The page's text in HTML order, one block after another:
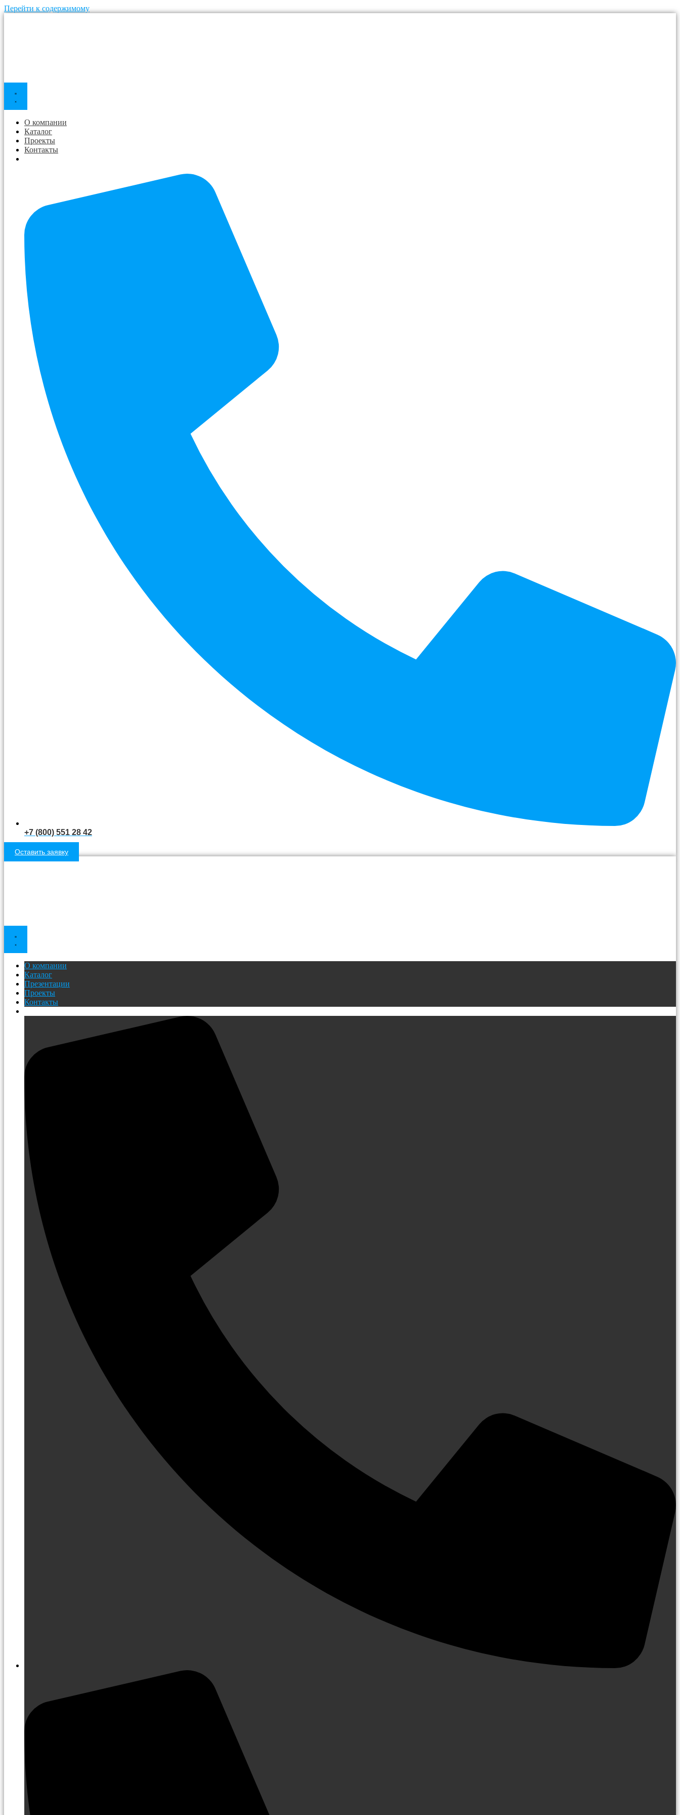
Перейти к содержимому
О компании
Каталог
Проекты
Контакты
+7 (800) 551 28 42
Оставить заявку
О компании
Каталог
Презентации
Проекты
Контакты